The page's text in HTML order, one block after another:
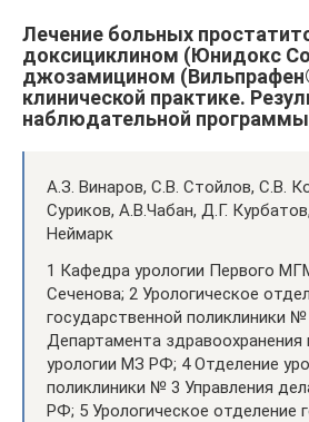
Лечение больных
доксициклином (Юнидокс
джозамицином
клинической практике.
наблюдательной программы
А.З. Винаров, С.В. Стойлов, С.В.
Суриков, А.В.Чабан, Д.Г.
Неймарк
1 Кафедра урологии Первого
Сеченова; 2 Урологическое
государственной поликлиники №
Департамента
урологии МЗ РФ; 4 Отделение
поликлиники № 3 Управления
РФ; 5 Урологическое отделение